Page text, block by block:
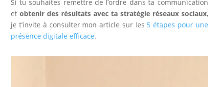
Si tu souhaites remettre de l’ordre dans ta communication
etobtenir des résultats avec ta stratégie réseaux sociaux,
je t’invite à consulter mon article sur les 5 étapes pour une
présence digitale efficace.